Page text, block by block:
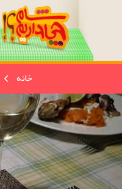
خانه